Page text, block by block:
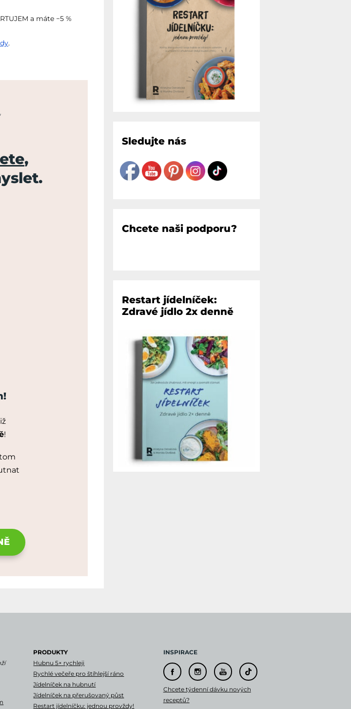
a máte −5 %
.
,
!
Sledujte nás
Chcete naši podporu?
Restart jídelníček:
Zdravé jídlo 2x denně
PRODUKTY
Hubnu 5× rychleji
Rychlé večeře pro štíhlejší ráno
Jídelníček na hubnutí
Jídelníček na přerušovaný půst
Restart jídelníčku: jednou provždy!
INSPIRACE
Chcete týdenní dávku nových
receptů?